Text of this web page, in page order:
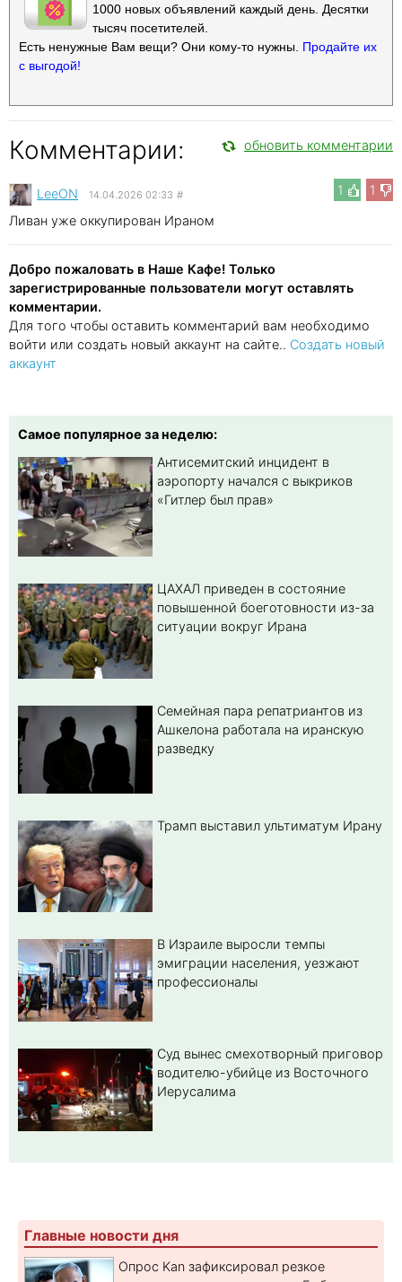
1000 новых объявлений каждый день. Десятки
тысяч посетителей.
Есть ненужные Вам вещи? Они кому-то нужны. Продайте их
с выгодой!
Комментарии: обновить комментарии
1 1
LeeON 14.04.2026 02:33 #
Ливан уже оккупирован Ираном
Добро пожаловать в Наше Кафе! Только
зарегистрированные пользователи могут оставлять
комментарии.
Для того чтобы оставить комментарий вам необходимо
войти или создать новый аккаунт на сайте.. Создать новый
аккаунт
Самое популярное за неделю:
Антисемитский инцидент в
аэропорту начался с выкриков
«Гитлер был прав»
ЦАХАЛ приведен в состояние
повышенной боеготовности из-за
ситуации вокруг Ирана
Семейная пара репатриантов из
Ашкелона работала на иранскую
разведку
Трамп выставил ультиматум Ирану
В Израиле выросли темпы
эмиграции населения, уезжают
профессионалы
Суд вынес смехотворный приговор
водителю-убийце из Восточного
Иерусалима
Главные новости дня
Опрос Kan зафиксировал резкое